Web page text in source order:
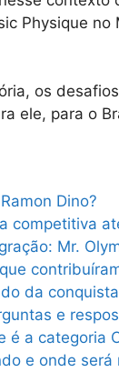
Physique
os
ele, para o
Dino?
competitiva
Mr.
da conquista
e
é a categoria
e onde será